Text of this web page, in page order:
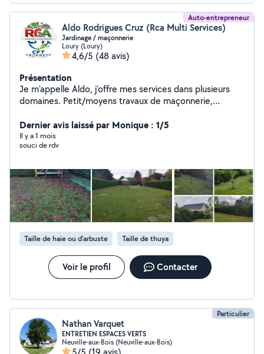
Auto-entrepreneur
Aldo Rodrigues Cruz (Rca Multi Services)
Jardinage / maçonnerie
Loury (Loury)
4,6/5 (48 avis)
Présentation
Je m'appelle Aldo, j'offre mes services dans plusieurs
domaines. Petit/moyens travaux de maçonnerie,
Je fais aussi des services de jardinage, tondre la
pelouse, traites des hais etc. Nous vous proposons nos
services d'entretien/ménage de qualité pour votre
vous recherchez une personne professionnelle, sérieuse
et de confiance, n'hésitez pas à nous contacter. Je me
déplace pour visualiser le travail à demande du client
sans engagement. Les devis reste gratuit.
Dernier avis laissé par Monique : 1/5
Il y a 1 mois
souci de rdv
Taille de haie ou d'arbuste Taille de thuya
Voir le profil Contacter
Particulier
Nathan Varquet
ENTRETIEN ESPACES VERTS
Neuville-aux-Bois (Neuville-aux-Bois)